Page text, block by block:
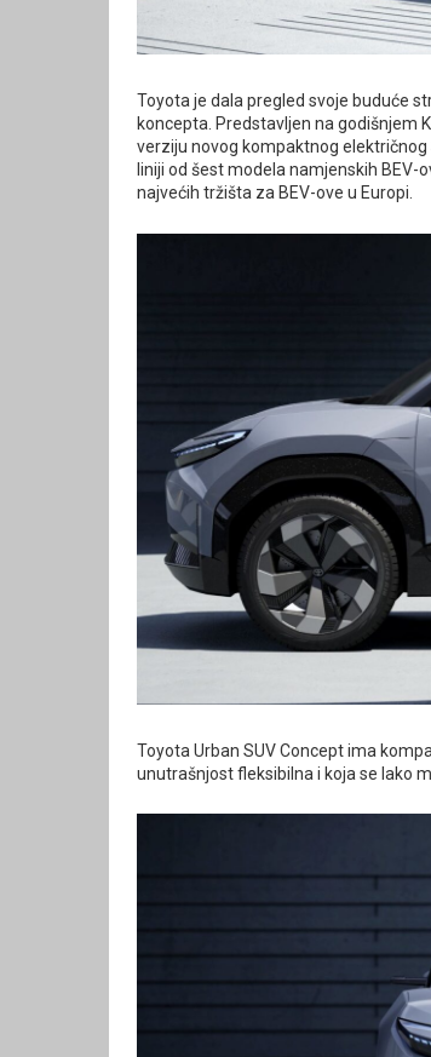
Toyota je dala pregled svoje buduće
koncepta. Predstavljen na godišnjem
verziju novog kompaktnog
liniji od šest modela namjenskih BEV-
najvećih tržišta za BEV-ove u Europi.
Toyota Urban SUV Concept ima
unutrašnjost fleksibilna i koja se lako